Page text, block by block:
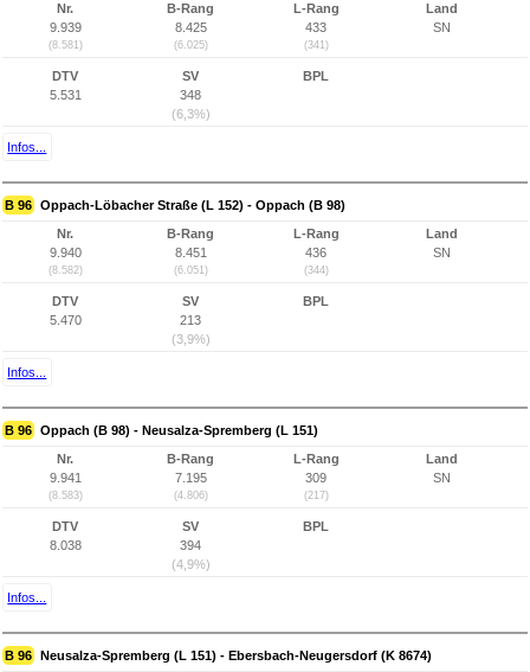
Nr.
9.939
(8.581)
B-Rang
8.425
(6.025)
L-Rang
433
(341)
Land
SN
DTV
5.531
SV
348
(6,3%)
BPL
Infos...
B 96 Oppach-Löbacher Straße (L 152) - Oppach (B 98)
Nr.
9.940
(8.582)
B-Rang
8.451
(6.051)
L-Rang
436
(344)
Land
SN
DTV
5.470
SV
213
(3,9%)
BPL
Infos...
B 96 Oppach (B 98) - Neusalza-Spremberg (L 151)
Nr.
9.941
(8.583)
B-Rang
7.195
(4.806)
L-Rang
309
(217)
Land
SN
DTV
8.038
SV
394
(4,9%)
BPL
Infos...
B 96 Neusalza-Spremberg (L 151) - Ebersbach-Neugersdorf (K 8674)